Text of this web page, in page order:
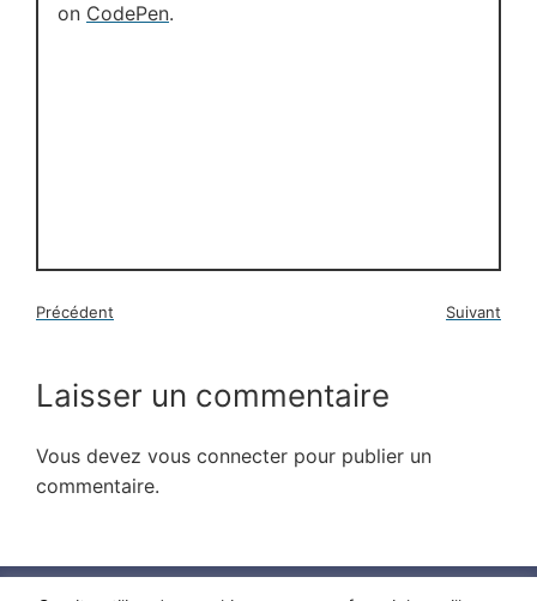
on CodePen.
Précédent Suivant
Laisser un commentaire
Vous devez vous connecter pour publier un
commentaire.